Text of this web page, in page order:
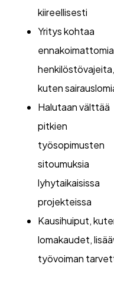
kiireellisesti
Yritys kohtaa
ennakoimattomia
henkilöstövajeita,
kuten
Halutaan välttää
pitkien
työsopimusten
sitoumuksia
lyhytaikaisissa
projekteissa
Kausihuiput,
lomakaudet,
työvoiman